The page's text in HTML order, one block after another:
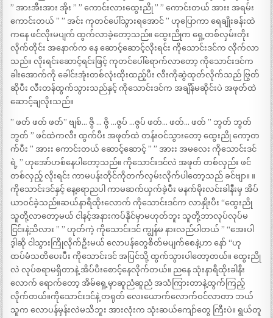
” အားအီးအား အိုး ” ” ကောင်းလားထွေးညို ” ” ကောင်းတယ် အားး အရမ်း
ကောင်းတယ် ” ” အင်း ကုတင်ပေါ်သွားရအောင် ” ဟုပြောကာ ရေချိုးခန်းထဲ
ကနေ ဖင်လိုးမပျက် ထွက်လာခဲ့တော့သည်။ ထွေးညိုက ရှေ့တစ်လှမ်းတိုး
လိုက်တိုင်း အနောက်က နေ ဆောင့်ဆောင့်လိုးရင်း ကိုသောင်းဒင်က လိုက်လာ
သည်။ လိုးရင်းဆောင့်ရင်းဖြင့် ကုတင်ပေါ်ရောက်လာတော့ ကိုသောင်းဒင်က
ခါးအောက်ကို ခေါင်းအုံးတစ်လုံးထိုးထည့်ပီး လီးကိုဆွဲထုတ်လိုက်သည် ဗြွတ်
ဆိုပီး လီးတန်ထွက်သွားသည်နှင့် ကိုသောင်းဒင်က အချိန်မဆိုင်းပဲ အဖုတ်ထဲ
ဆောင့်ချလိုးသည်။
” ဖတ် ဖတ် ဖတ်” ဗျစ်… ဇွိ … ဇွိ …ဇွပ် …ဇွပ် ဖတ်… ဖတ်… ဖတ် ” ဘွတ် ဘွတ်
ဘွတ် ” ဖင်ထဲကလီး ထွက်ပီး အဖုတ်ထဲ တန်းဝင်သွားတော့ ထွေးညို ကော့တ
က်ပီး ” အားး ကောင်းတယ် ဆောင့်ဆောင့် ” ” အားး အမလေး ကိုသောင်းဒင်
ရဲ့ ” ဟုအော်ဟစ်နေပါတော့သည်။ ကိုသောင်းဒင်လဲ အဖုတ် တစ်လှည်း ဖင်
တစ်လှည့် လိုးရင်း ကာမပန်းတိုင်ကိုတက်လှမ်းလိုက်ပါတော့သည် ခင်ဗျာ။ ။
ကိုသောင်းဒင်နှင့် နေ့ရောညပါ ကာမဆက်ယှက်ခဲ့ပီး မနက်မိုးလင်းခါနီးမှ အိပ်
ယာဝင်ခဲ့သည်။ဆယ်နာရီထိုးလောက် ကိုသောင်းဒင်က လာနှိုးပီး “ထွေးညို
သူတို့လာတော့မယ် ငါနင့်အနားကပ်နိုင်မှာမဟုတ်ဘူး သူတို့ဘာလုပ်လုပ်မ
ငြင်းနဲ့သိလား ” ” ဟုတ်ကဲ့ ကိုသောင်းဒင် ကျွန်မ နားလည်ပါတယ် ” “အေးပါ
ဒ့ါဆို ငါသွားကြိုလိုက်ဦးမယ် လောပန်တွေစိတ်မပျက်စေနဲ့ဟာ နော် “ဟု
ထပ်မံသတိပေးပီး ကိုသောင်းဒင် အပြင်သို့ ထွက်သွားပါတော့တယ်။ ထွေးညို
လဲ လုပ်စရာမရှိတာနဲ့ အိပ်ပီးစောင့်နေလိုက်တယ်။ ညနေ သုံးနာရီထိုးခါနီး
လောက် ရောက်တော့ အိမ်ရှေ့မှာဆူညံဆူညံ အသံကြားတာနဲ့ထွက်ကြည့်
လိုက်တယ်။ကိုသောင်းဒင်နဲ့ တရုတ် လေးယောက်လောက်ဝင်လာတာ ဘယ်
သူက လောပန်မှန်းလဲမသိဘူး အားလုံးက သုံးဆယ်ကျော်တွေ ကြီးပဲ။ ရွယ်တူ